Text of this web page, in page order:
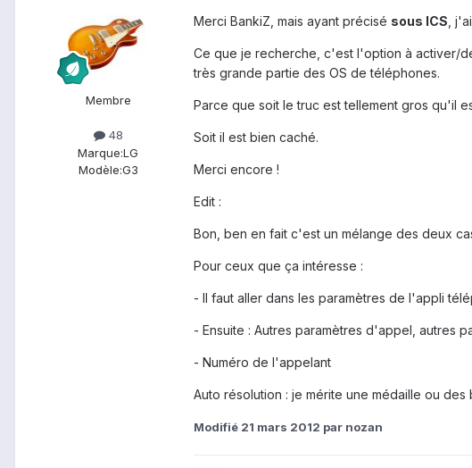
Membre
48
Marque:LG
Modèle:G3
Merci BankiZ, mais ayant précisé sous ICS ,
Ce que je recherche, c'est l'option à activer/
très grande partie des OS de téléphones.
Parce que soit le truc est tellement gros qu'il
Soit il est bien caché.
Merci encore !
Edit :
Bon, ben en fait c'est un mélange des deux
Pour ceux que ça intéresse :
- Il faut aller dans les paramètres de l'appli
- Ensuite : Autres paramètres d'appel, autres
- Numéro de l'appelant
Auto résolution : je mérite une médaille ou des
Modifié 21 mars 2012 par nozan